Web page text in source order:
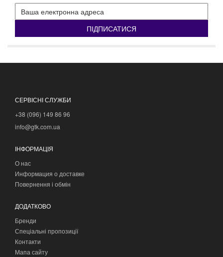
ПІДПИСАТИСЯ
СЕРВІСНІ СЛУЖБИ
+38 (096) 149 86 96
info@gtk.com.ua
ІНФОРМАЦІЯ
О нас
Информация о доставке
Повернення і обмін
ДОДАТКОВО
Бренди
Спеціальні пропозиції
Контакти
Мапа сайту